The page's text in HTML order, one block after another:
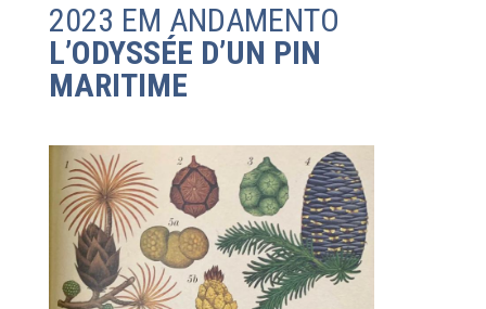
2023 EM ANDAMENTO
L’ODYSSÉE D’UN PIN
MARITIME